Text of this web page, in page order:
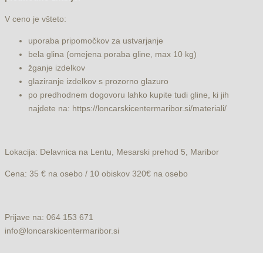
V ceno je všteto:
uporaba pripomočkov za ustvarjanje
bela glina (omejena poraba gline, max 10 kg)
žganje izdelkov
glaziranje izdelkov s prozorno glazuro
po predhodnem dogovoru lahko kupite tudi gline, ki jih
najdete na: https://loncarskicentermaribor.si/materiali/
Lokacija: Delavnica na Lentu, Mesarski prehod 5, Maribor
Cena: 35 € na osebo / 10 obiskov 320€ na osebo
Prijave na: 064 153 671
info@loncarskicentermaribor.si